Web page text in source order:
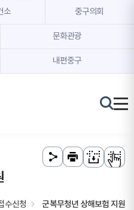
로가기
로가기
소 중구의회
문화관광
내편중구
수신청 군복무청년 상해보험 지원